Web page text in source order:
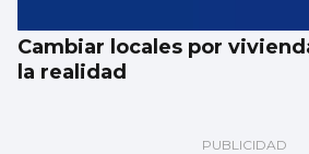
Cambiar locales por
la realidad